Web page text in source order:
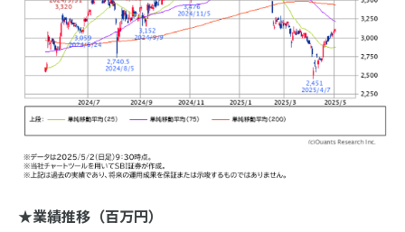
★業績推移（百万円）